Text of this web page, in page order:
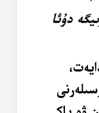
دۇئا